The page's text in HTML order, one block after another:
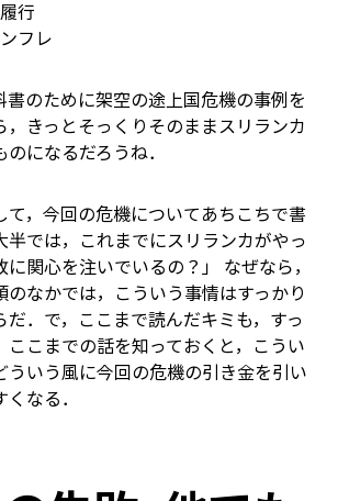
行
フレ
書のために架空の途上国危機の事例を
，きっとそっくりそのままスリランカ
になるだろうね．
て，今回の危機についてあちこちで書
半では，これまでにスリランカがやっ
関心を注いでいるの？」 なぜなら，
なかでは，こういう事情はすっかり
．で，ここまで読んだキミも，すっ
ここまでの話を知っておくと，こうい
ういう風に今回の危機の引き金を引い
なる．